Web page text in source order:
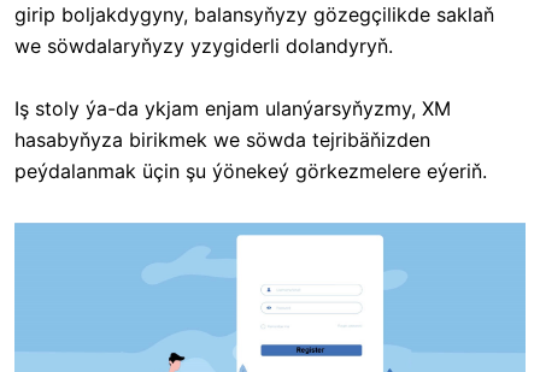
girip boljakdygyny, balansyňyzy gözegçilikde saklaň
we söwdalaryňyzy yzygiderli dolandyryň.
Iş stoly ýa-da ykjam enjam ulanýarsyňyzmy, XM
hasabyňyza birikmek we söwda tejribäňizden
peýdalanmak üçin şu ýönekeý görkezmelere eýeriň.